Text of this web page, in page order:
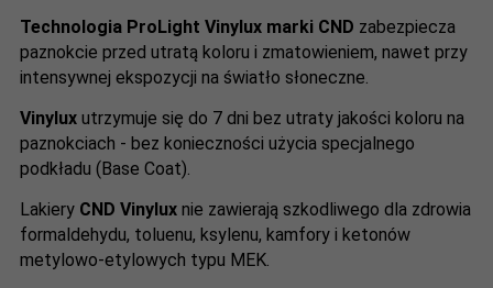
Technologia ProLight Vinylux marki CND zabezpiecza
paznokcie przed utratą koloru i zmatowieniem, nawet przy
intensywnej ekspozycji na światło słoneczne.
Vinylux utrzymuje się do 7 dni bez utraty jakości koloru na
paznokciach - bez konieczności użycia specjalnego
podkładu (Base Coat).
Lakiery CND Vinylux nie zawierają szkodliwego dla zdrowia
formaldehydu, toluenu, ksylenu, kamfory i ketonów
metylowo-etylowych typu MEK.